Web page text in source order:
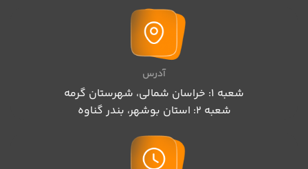
آدرس
شعبه 1: خراسان شمالی، شهرستان گرمه
شعبه 2: استان بوشهر، بندر گناوه